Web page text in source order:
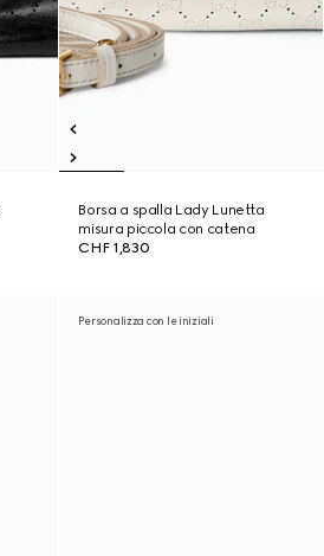
Borsa a spalla Lady Lunetta
misura piccola con catena
CHF 1,830
Personalizza con le iniziali